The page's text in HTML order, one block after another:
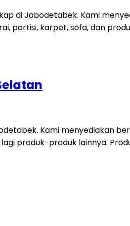
di Jabodetabek. Kami
partisi, karpet, sofa, dan
Kami menyediakan
produk-produk lainnya.